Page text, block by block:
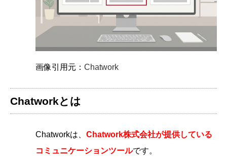
画像引用元： Chatwork
Chatworkとは
Chatworkは、 Chatwork株式会社が提供している
コミュニケーションツールです。